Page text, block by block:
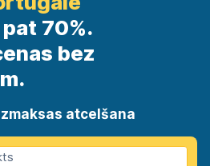
70%.
bez
atcelšana